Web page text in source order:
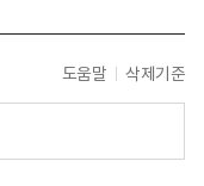
도움말 삭제기준